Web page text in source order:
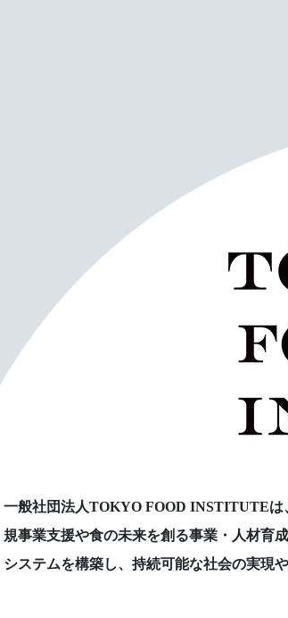
一般社団法人TOKYO FOOD INSTITUTE
規事業支援や食の未来を創る事業・人材育
システムを構築し、持続可能な社会の実現